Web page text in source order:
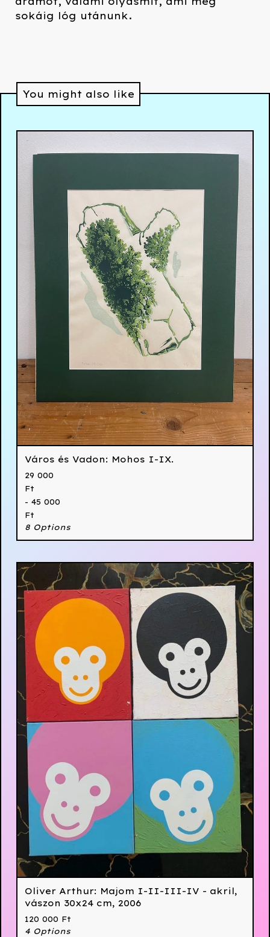
sokáig lóg utánunk.
You might also like
Város és Vadon: Mohos I-IX.
29 000
Ft
- 45 000
Ft
8 Options
Oliver Arthur: Majom I-II-III-IV - akril,
vászon 30x24 cm, 2006
120 000 Ft
4 Options